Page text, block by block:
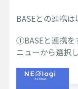
BASEとの連携
①BASEと連携を
ニューから選択